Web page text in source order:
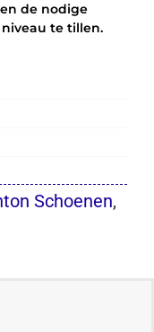
de nodige
te tillen.
Schoenen,